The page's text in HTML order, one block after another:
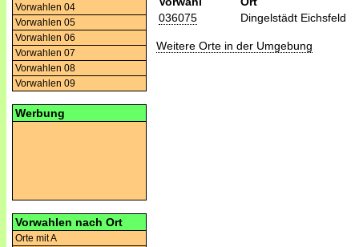
Vorwahlen 04
Vorwahlen 05
Vorwahlen 06
Vorwahlen 07
Vorwahlen 08
Vorwahlen 09
Werbung
Vorwahlen nach Ort
Orte mit A
036075
Dingelstädt Eichsfeld
Weitere Orte in der Umgebung